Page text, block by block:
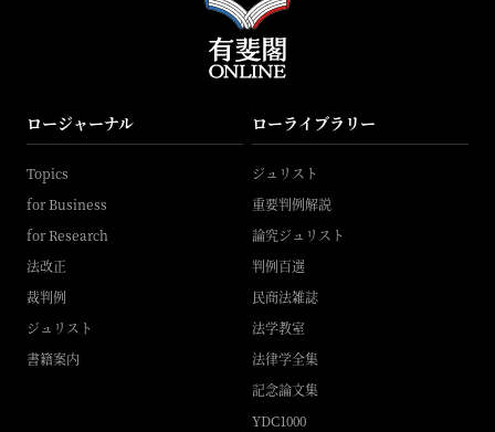
ロージャーナル
Topics
for Business
for Research
法改正
裁判例
ジュリスト
書籍案内
ローライブラリー
ジュリスト
重要判例解説
論究ジュリスト
判例百選
民商法雑誌
法学教室
法律学全集
記念論文集
YDC1000